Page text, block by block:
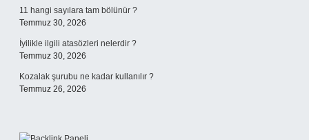
11 hangi sayılara tam bölünür ?
Temmuz 30, 2026
İyilikle ilgili atasözleri nelerdir ?
Temmuz 30, 2026
Kozalak şurubu ne kadar kullanılır ?
Temmuz 26, 2026